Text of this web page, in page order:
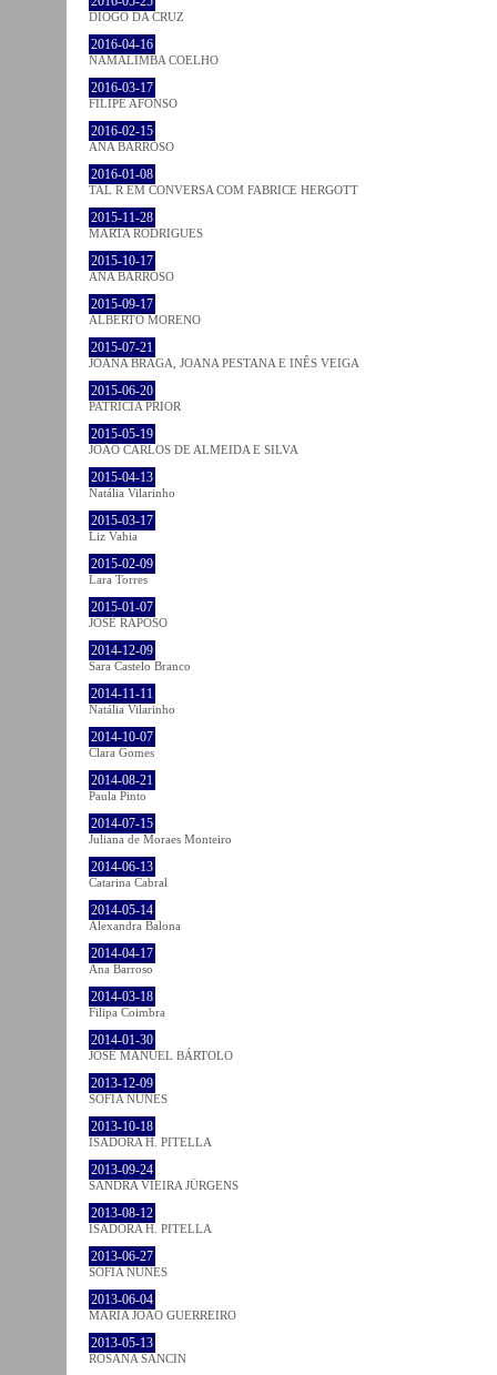
DIOGO DA CRUZ
2016-04-16
NAMALIMBA COELHO
2016-03-17
FILIPE AFONSO
2016-02-15
ANA BARROSO
2016-01-08
TAL R EM CONVERSA COM FABRICE HERGOTT
2015-11-28
MARTA RODRIGUES
2015-10-17
ANA BARROSO
2015-09-17
ALBERTO MORENO
2015-07-21
JOANA BRAGA, JOANA PESTANA E INÊS VEIGA
2015-06-20
PATRÍCIA PRIOR
2015-05-19
JOÃO CARLOS DE ALMEIDA E SILVA
2015-04-13
Natália Vilarinho
2015-03-17
Liz Vahia
2015-02-09
Lara Torres
2015-01-07
JOSÉ RAPOSO
2014-12-09
Sara Castelo Branco
2014-11-11
Natália Vilarinho
2014-10-07
Clara Gomes
2014-08-21
Paula Pinto
2014-07-15
Juliana de Moraes Monteiro
2014-06-13
Catarina Cabral
2014-05-14
Alexandra Balona
2014-04-17
Ana Barroso
2014-03-18
Filipa Coimbra
2014-01-30
JOSÉ MANUEL BÁRTOLO
2013-12-09
SOFIA NUNES
2013-10-18
ISADORA H. PITELLA
2013-09-24
SANDRA VIEIRA JÜRGENS
2013-08-12
ISADORA H. PITELLA
2013-06-27
SOFIA NUNES
2013-06-04
MARIA JOÃO GUERREIRO
2013-05-13
ROSANA SANCIN